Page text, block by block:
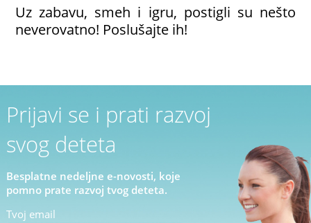
Uz zabavu, smeh i igru, postigli su nešto
neverovatno! Poslušajte ih!
Prijavi se i prati razvoj
svog deteta
Besplatne nedeljne e-novosti, koje
pomno prate razvoj tvog deteta.
Tvoj email